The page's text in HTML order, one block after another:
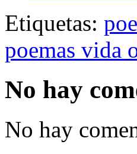
Etiquetas:
poemas vida
No hay
No hay